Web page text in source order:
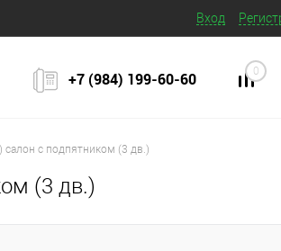
Вход
+7 (984) 199‒60‒60 0
салон с подпятником (3 дв.)
(3 дв.)